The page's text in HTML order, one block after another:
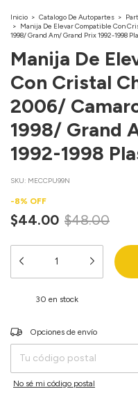
Inicio > Catalogo De Autopartes >
> Manija De Elevar Compatible Con
1998/ Grand Am/ Grand Prix 1992-1998
Manija De
Con Cristal
2006/
1998/ Grand
1992-1998
SKU: MECCPU99N
-8% OFF
$44.00 $48.00
30 en stock
Entregas para el CP:
Opciones de envío
No sé mi código postal